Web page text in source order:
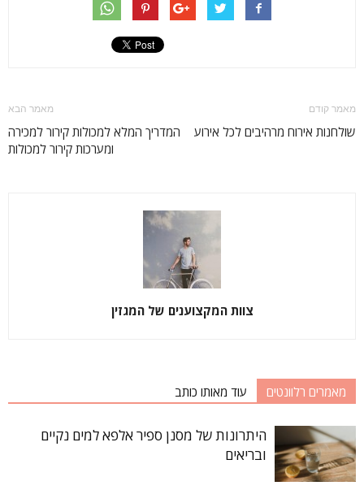
מאמר קודם
שולחנות אירוח מרהיבים לכל אירוע
מאמר הבא
המדריך המלא למכולות קירור למכירה
ומערכות קירור למכולות
צוות המקצוענים של המגזין
מאמרים רלוונטים עוד מאותו כותב
היתרונות של מסנן ספיר אלפא למים נקיים
ובריאים